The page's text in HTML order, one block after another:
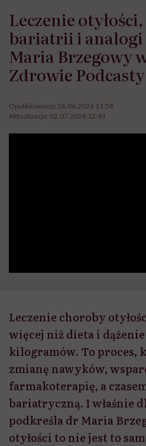
Leczenie
bariatrii i analogi
Maria Brzegowy
Zdrowie Podcasty
Opublikowano: 26.06.2026 11:58
Aktualizacja: 02.07.2026 12:41
Leczenie choroby
więcej niż dieta i
kilogramów. To proces,
zmianę nawyków,
farmakoterapię, a
bariatryczną. I właśnie
podkreśla dr Maria
otyłości to nie jest to